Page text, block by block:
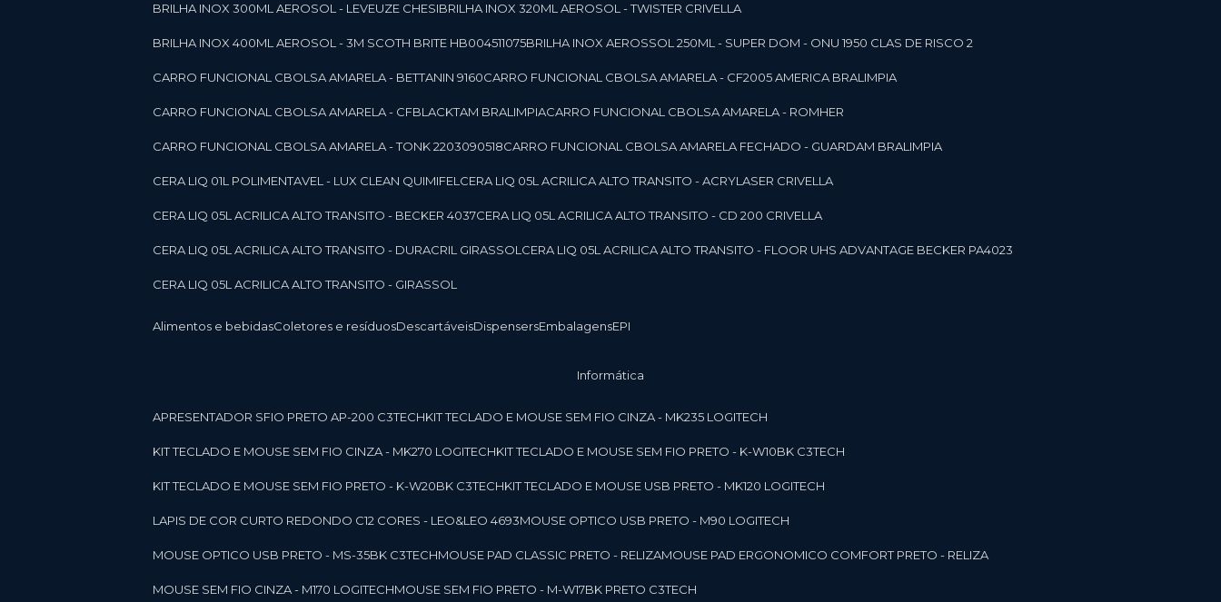
BRILHA INOX 300ML AEROSOL - LEVEUZE CHESI BRILHA INOX 320ML AEROSOL - TWISTER CRIVELLA
BRILHA INOX 400ML AEROSOL - 3M SCOTH BRITE HB004511075 BRILHA INOX AEROSSOL 250ML - SUPER DOM - ONU 1950 CLAS DE RISCO 2
CARRO FUNCIONAL CBOLSA AMARELA - BETTANIN 9160 CARRO FUNCIONAL CBOLSA AMARELA - CF2005 AMERICA BRALIMPIA
CARRO FUNCIONAL CBOLSA AMARELA - CFBLACKTAM BRALIMPIA CARRO FUNCIONAL CBOLSA AMARELA - ROMHER
CARRO FUNCIONAL CBOLSA AMARELA - TONK 2203090518 CARRO FUNCIONAL CBOLSA AMARELA FECHADO - GUARDAM BRALIMPIA
CERA LIQ 01L POLIMENTAVEL - LUX CLEAN QUIMIFEL CERA LIQ 05L ACRILICA ALTO TRANSITO - ACRYLASER CRIVELLA
CERA LIQ 05L ACRILICA ALTO TRANSITO - BECKER 4037 CERA LIQ 05L ACRILICA ALTO TRANSITO - CD 200 CRIVELLA
CERA LIQ 05L ACRILICA ALTO TRANSITO - DURACRIL GIRASSOL CERA LIQ 05L ACRILICA ALTO TRANSITO - FLOOR UHS ADVANTAGE BECKER PA4023
CERA LIQ 05L ACRILICA ALTO TRANSITO - GIRASSOL
Alimentos e bebidas Coletores e resíduos Descartáveis Dispensers Embalagens EPI
Informática
APRESENTADOR SFIO PRETO AP-200 C3TECH KIT TECLADO E MOUSE SEM FIO CINZA - MK235 LOGITECH
KIT TECLADO E MOUSE SEM FIO CINZA - MK270 LOGITECH KIT TECLADO E MOUSE SEM FIO PRETO - K-W10BK C3TECH
KIT TECLADO E MOUSE SEM FIO PRETO - K-W20BK C3TECH KIT TECLADO E MOUSE USB PRETO - MK120 LOGITECH
LAPIS DE COR CURTO REDONDO C12 CORES - LEO&LEO 4693 MOUSE OPTICO USB PRETO - M90 LOGITECH
MOUSE OPTICO USB PRETO - MS-35BK C3TECH MOUSE PAD CLASSIC PRETO - RELIZA MOUSE PAD ERGONOMICO COMFORT PRETO - RELIZA
MOUSE SEM FIO CINZA - M170 LOGITECH MOUSE SEM FIO PRETO - M-W17BK PRETO C3TECH